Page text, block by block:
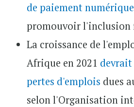
de paiement numérique
promouvoir l'inclusion
La croissance de
Afrique en 2021 devrait
pertes d'emplois dues
selon l'Organisation